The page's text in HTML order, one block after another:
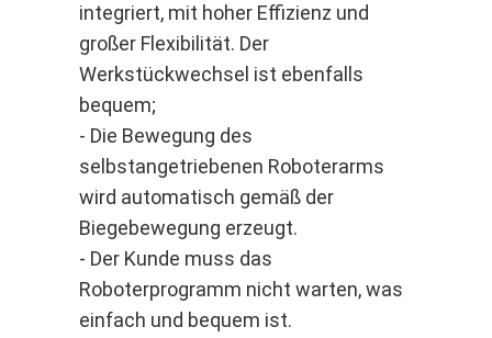
integriert, mit hoher Effizienz und
großer Flexibilität. Der
Werkstückwechsel ist ebenfalls
bequem;
- Die Bewegung des
selbstangetriebenen Roboterarms
wird automatisch gemäß der
Biegebewegung erzeugt.
- Der Kunde muss das
Roboterprogramm nicht warten, was
einfach und bequem ist.